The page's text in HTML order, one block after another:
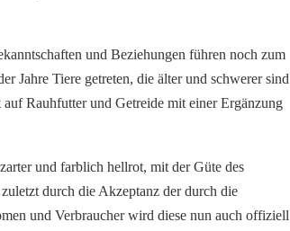
und Beziehungen führen noch zum
Jahre Tiere getreten, die älter und schwerer sind
Rauhfutter und Getreide mit einer Ergänzung
und farblich hellrot, mit der Güte des
durch die Akzeptanz der durch die
und Verbraucher wird diese nun auch offiziell